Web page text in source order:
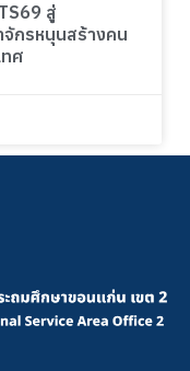
สู่
กรหนุนสร้างคน
ศ